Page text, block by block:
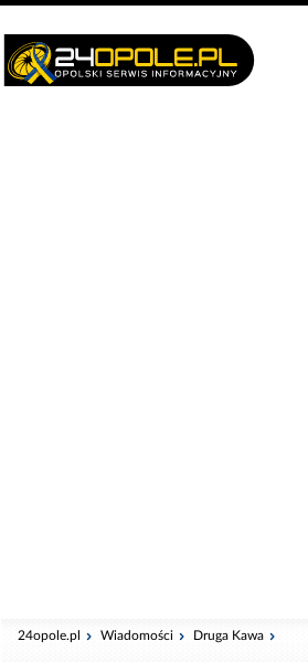
24opole.pl Wiadomości Druga Kawa